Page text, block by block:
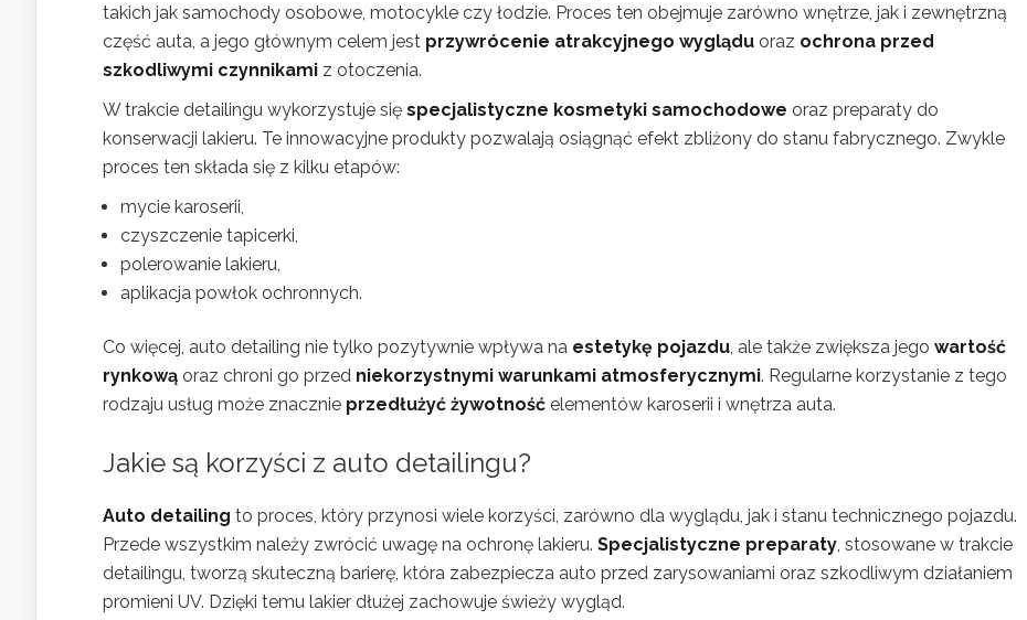
takich jak samochody osobowe, motocykle czy łodzie. Proces ten obejmuje zarówno wnętrze, jak i zewnętrzną
część auta, a jego głównym celem jest przywrócenie atrakcyjnego wyglądu oraz ochrona przed
szkodliwymi czynnikami z otoczenia.
W trakcie detailingu wykorzystuje się specjalistyczne kosmetyki samochodowe oraz preparaty do
konserwacji lakieru. Te innowacyjne produkty pozwalają osiągnąć efekt zbliżony do stanu fabrycznego. Zwykle
proces ten składa się z kilku etapów:
mycie karoserii,
czyszczenie tapicerki,
polerowanie lakieru,
aplikacja powłok ochronnych.
Co więcej, auto detailing nie tylko pozytywnie wpływa na estetykę pojazdu , ale także zwiększa jego wartość
rynkową oraz chroni go przed niekorzystnymi warunkami atmosferycznymi. Regularne korzystanie z tego
rodzaju usług może znacznie przedłużyć żywotność elementów karoserii i wnętrza auta.
Jakie są korzyści z auto detailingu?
Auto detailing to proces, który przynosi wiele korzyści, zarówno dla wyglądu, jak i stanu technicznego pojazdu.
Przede wszystkim należy zwrócić uwagę na ochronę lakieru. Specjalistyczne preparaty , stosowane w trakcie
detailingu, tworzą skuteczną barierę, która zabezpiecza auto przed zarysowaniami oraz szkodliwym działaniem
promieni UV. Dzięki temu lakier dłużej zachowuje świeży wygląd.